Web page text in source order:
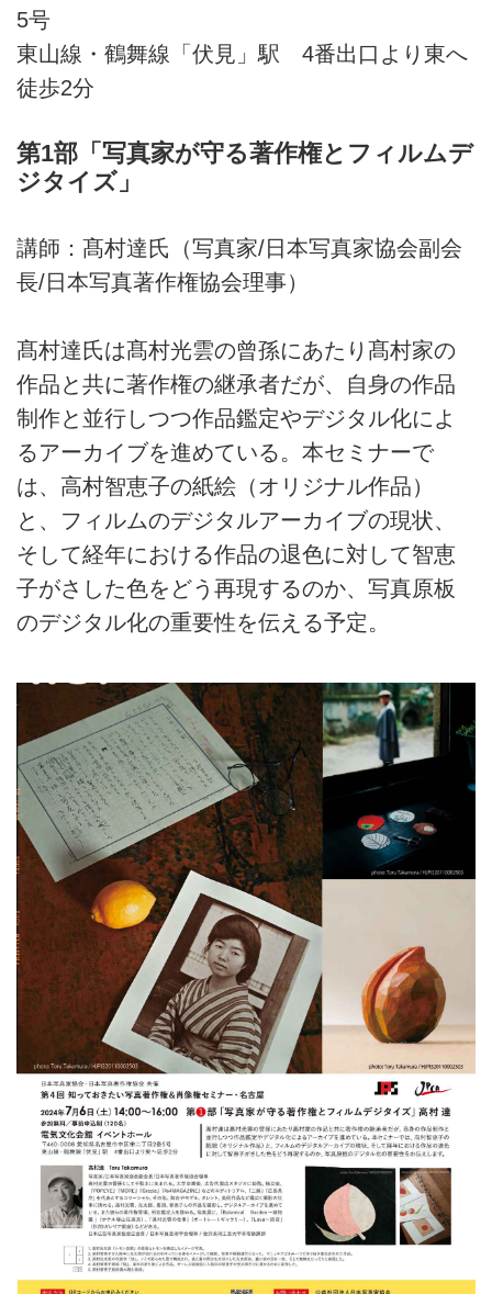
5号
東山線・鶴舞線「伏見」駅 4番出口より東へ
徒歩2分
第1部「写真家が守る著作権とフィルムデ
ジタイズ」
講師：髙村達氏（写真家/日本写真家協会副会
長/日本写真著作権協会理事）
髙村達氏は髙村光雲の曾孫にあたり髙村家の
作品と共に著作権の継承者だが、自身の作品
制作と並行しつつ作品鑑定やデジタル化によ
るアーカイブを進めている。本セミナーで
は、高村智恵子の紙絵（オリジナル作品）
と、フィルムのデジタルアーカイブの現状、
そして経年における作品の退色に対して智恵
子がさした色をどう再現するのか、写真原板
のデジタル化の重要性を伝える予定。